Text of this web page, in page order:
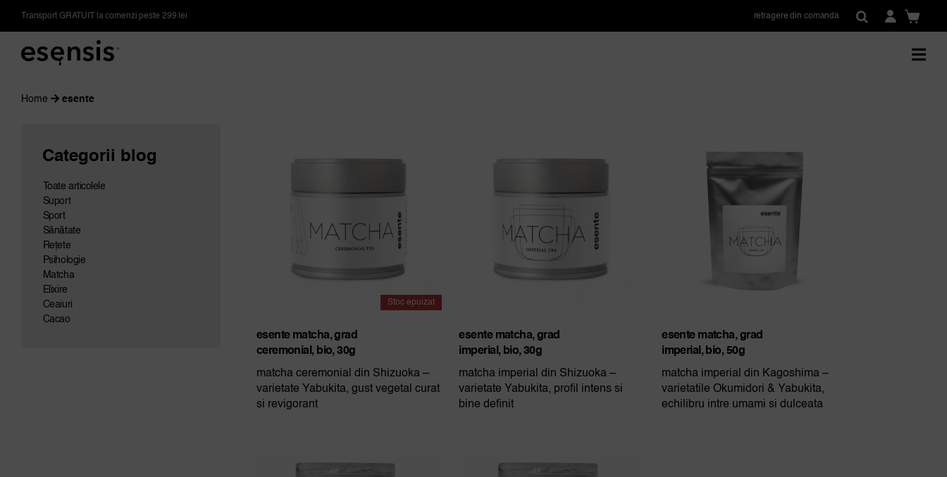
Transport GRATUIT la comenzi peste 299 lei retragere din comanda
Home esente
Categorii blog
Toate articolele
Suport
Sport
Sănătate
Rețete
Psihologie
Matcha
Elixire
Ceaiuri
Cacao
Stoc epuizat
esente matcha, grad
ceremonial, bio, 30g
matcha ceremonial din Shizuoka –
varietate Yabukita, gust vegetal curat
si revigorant
esente matcha, grad
imperial, bio, 30g
matcha imperial din Shizuoka –
varietate Yabukita, profil intens si
bine definit
esente matcha, grad
imperial, bio, 50g
matcha imperial din Kagoshima –
varietatile Okumidori & Yabukita,
echilibru intre umami si dulceata